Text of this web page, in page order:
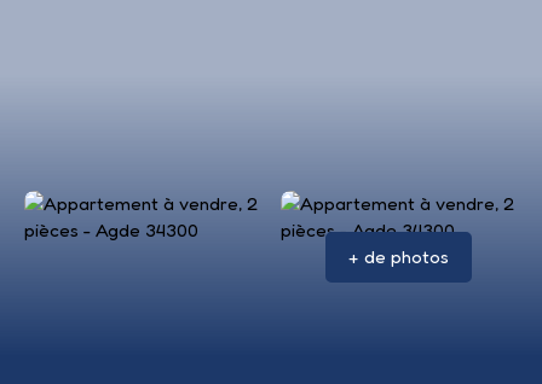
Accueil Acheter Louer Vendre
+ de photos